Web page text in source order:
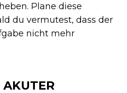
Plane diese
du vermutest, dass der
nicht mehr